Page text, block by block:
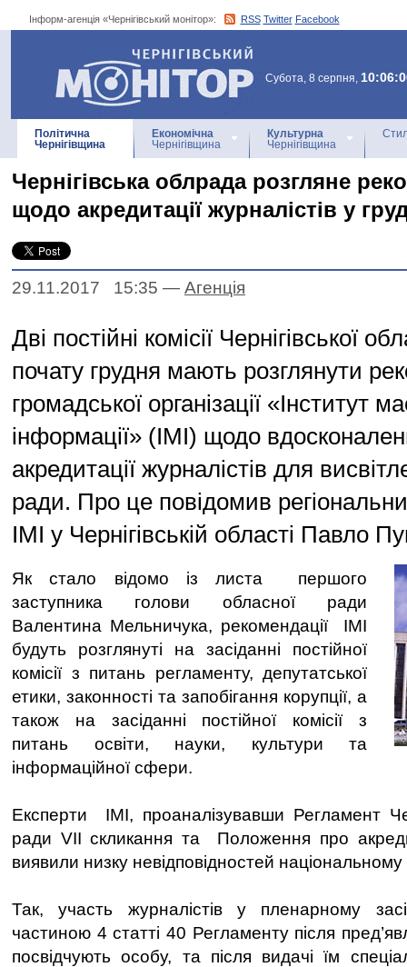
Інформ-агенція «Чернігівський монітор»: RSS Twitter Facebook
Інформ-агенція
«Чернігівський монітор»
Субота, 8 серпня,
Політична
Чернігівщина
Економічна
Чернігівщина
Культурна
Чернігівщина
Чернігівська облрада розгляне
щодо акредитації журналістів у
29.11.2017 15:35 — Агенцiя
Дві постійні комісії Чернігівської
почату грудня мають розглянути
громадської організації «Інститут
інформації» (ІМІ) щодо
акредитації журналістів для
ради. Про це повідомив
ІМІ у Чернігівській області Павло
Як стало відомо із листа першого
заступника голови обласної ради
Валентина Мельничука, рекомендації ІМІ
будуть розглянуті на засіданні постійної
комісії з питань регламенту, депутатської
етики, законності та запобігання корупції, а
також на засіданні постійної комісії з
питань освіти, науки, культури та
інформаційної сфери.
Експерти ІМІ, проаналізувавши Регламент
ради VII скликання та Положення про
виявили низку невідповідностей
Так, участь журналістів у пленарному
частиною 4 статті 40 Регламенту після
посвідчують особу, та після видачі їм